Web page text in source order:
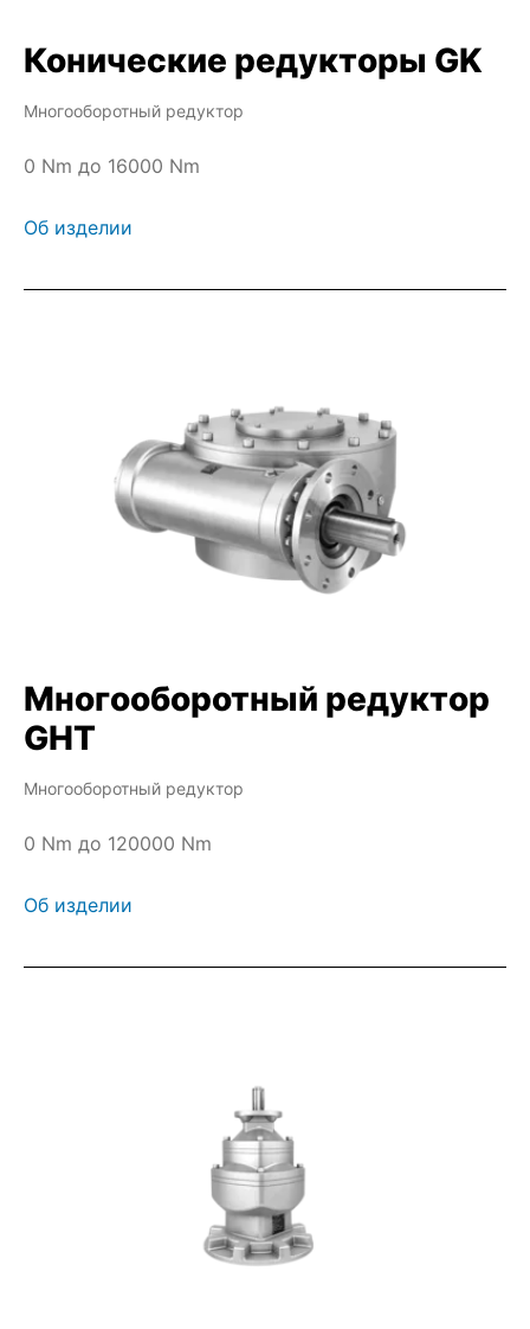
Конические редукторы GK
Многооборотный редуктор
0 Nm до 16000 Nm
Об изделии
Многооборотный редуктор
GHT
Многооборотный редуктор
0 Nm до 120000 Nm
Об изделии